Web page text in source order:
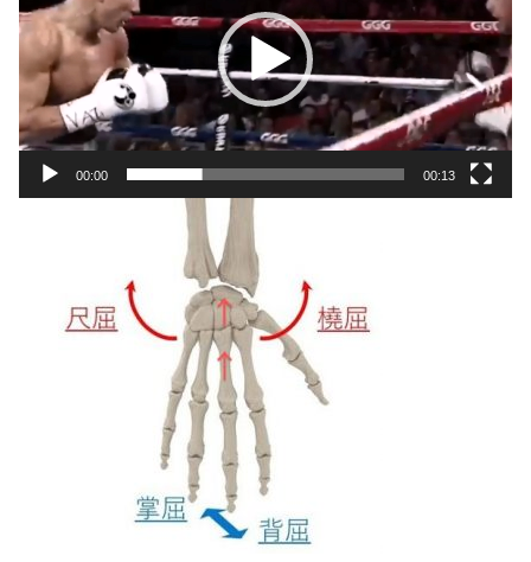
レ
ー
ヤ
ー
00:00 00:13